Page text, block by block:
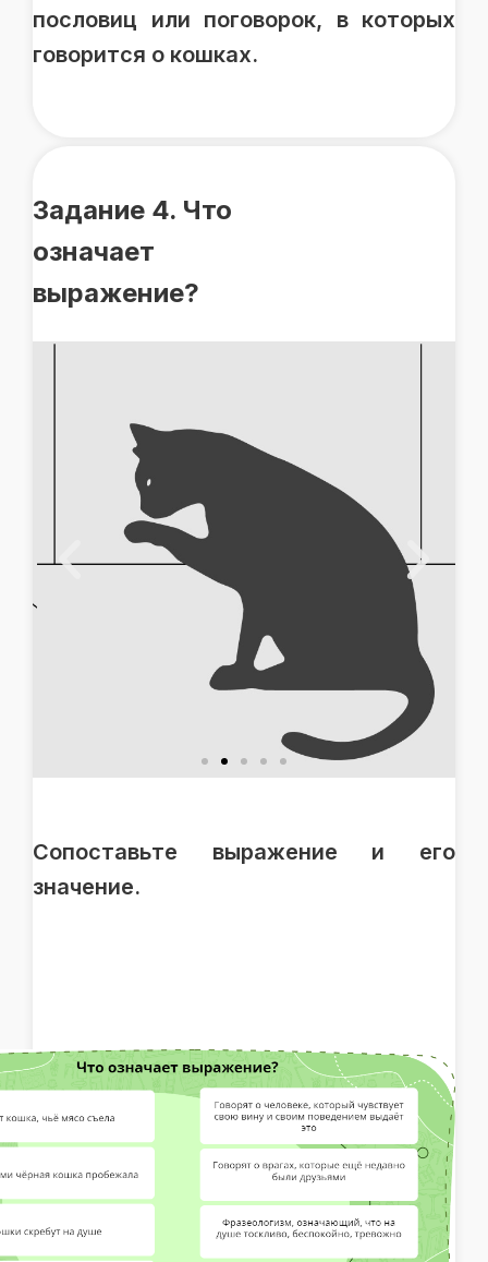
пословиц или поговорок, в которых
говорится о кошках.
Задание 4. Что
означает
выражение?
изображения
Сопоставьте выражение и его
значение.